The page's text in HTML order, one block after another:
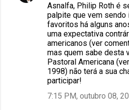
Asnalfa, Philip Roth é
palpite que vem sendo
favoritos há alguns
uma expectativa
americanos (ver
mas quem sabe desta
Pastoral Americana
1998) não terá a sua
participar!
7:15 PM, outubro 08,